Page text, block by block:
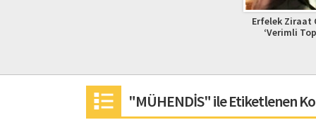
Fındık
de
"MÜHENDİS" ile Etiketlenen